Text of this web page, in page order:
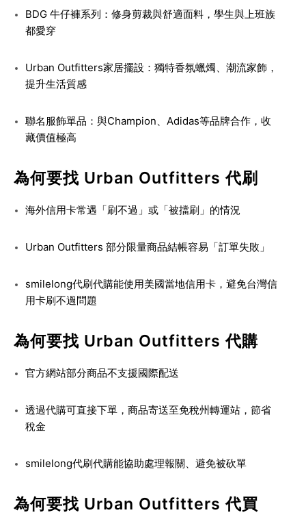
BDG 牛仔褲系列 ：修身剪裁與舒適面料，學生與上班族
都愛穿
Urban Outfitters家居擺設：獨特香氛蠟燭、潮流家飾，
提升生活質感
聯名服飾單品 ：與Champion、Adidas等品牌合作，收
藏價值極高
為何要找 Urban Outfitters 代刷
海外信用卡常遇「刷不過」或「被擋刷」的情況
Urban Outfitters 部分限量商品結帳容易「訂單失敗」
smilelong代刷代購能使用美國當地信用卡，避免台灣信
用卡刷不過問題
為何要找 Urban Outfitters 代購
官方網站部分商品不支援國際配送
透過代購可直接下單，商品寄送至免稅州轉運站，節省
稅金
smilelong代刷代購能協助處理報關、避免被砍單
為何要找 Urban Outfitters 代買